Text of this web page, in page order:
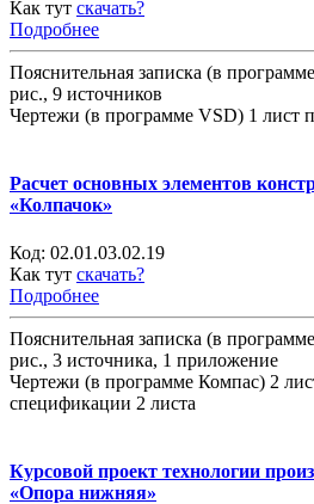
Как тут скачать?
Подробнее
Пояснительная записка (в
рис., 9 источников
Чертежи (в программе VSD) 1 лист
Расчет основных элементов
«Колпачок»
Код: 02.01.03.02.19
Как тут скачать?
Подробнее
Пояснительная записка (в
рис., 3 источника, 1 приложение
Чертежи (в программе Компас) 2
спецификации 2 листа
Курсовой проект технологии
«Опора нижняя»